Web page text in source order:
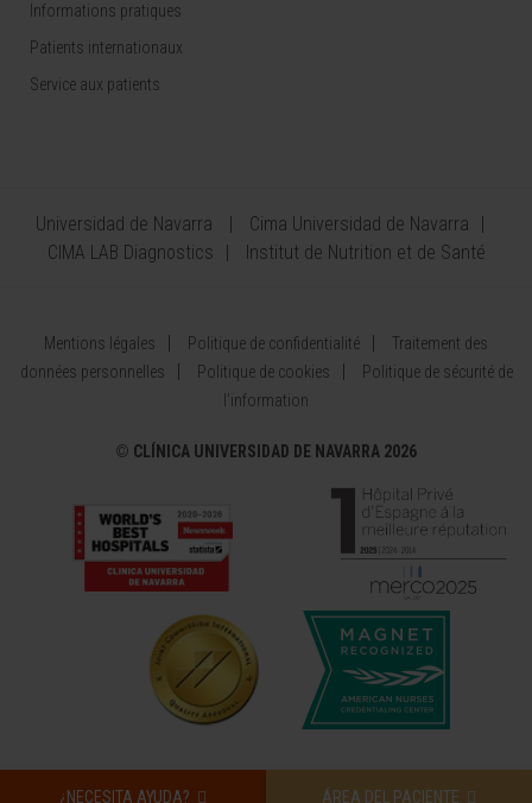
¿NECESITA AYUDA? ÁREA DEL PACIENTE
Informations pratiques
Patients internationaux
Service aux patients
Universidad de Navarra
Cima Universidad de Navarra
CIMA LAB Diagnostics
Institut de Nutrition et de Santé
Mentions légales Politique de confidentialité
Traitement des
données personnelles
Politique de cookies
Politique de sécurité de
l’information
© CLÍNICA UNIVERSIDAD DE NAVARRA 2026